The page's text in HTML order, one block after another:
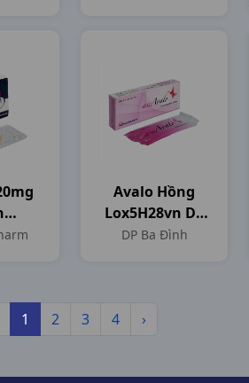
Avalo Hồng
Lox5H28vn DP
Ba Đình
DP Ba Đình
1 2 3 4 ›